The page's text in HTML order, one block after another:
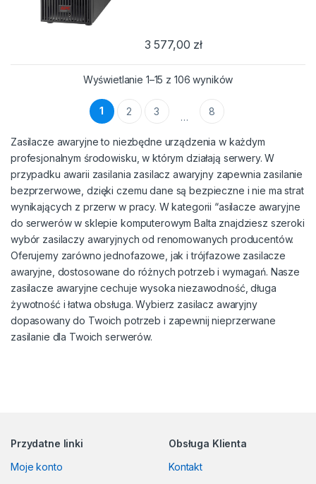
3 577,00 zł
Wyświetlanie 1–15 z 106 wynikówPosortowane
1 2 3 … 8
Zasilacze awaryjne to niezbędne urządzenia w każdym
profesjonalnym środowisku, w którym działają serwery. W
przypadku awarii zasilania zasilacz awaryjny zapewnia zasilanie
bezprzerwowe, dzięki czemu dane są bezpieczne i nie ma strat
wynikających z przerw w pracy. W kategorii “asilacze awaryjne
do serwerów w sklepie komputerowym Balta znajdziesz szeroki
wybór zasilaczy awaryjnych od renomowanych producentów.
Oferujemy zarówno jednofazowe, jak i trójfazowe zasilacze
awaryjne, dostosowane do różnych potrzeb i wymagań. Nasze
zasilacze awaryjne cechuje wysoka niezawodność, długa
żywotność i łatwa obsługa. Wybierz zasilacz awaryjny
dopasowany do Twoich potrzeb i zapewnij nieprzerwane
zasilanie dla Twoich serwerów.
Przydatne linki
Moje konto
Obsługa Klienta
Kontakt